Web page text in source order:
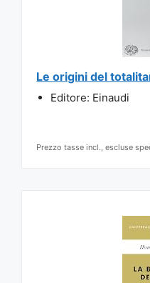
Le origini del
Editore: Einaudi
Prezzo tasse incl., escluse